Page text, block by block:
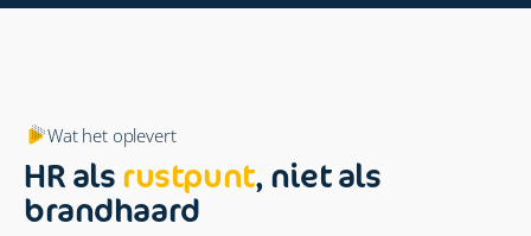
Wat het oplevert
HR alsrustpunt, niet als
brandhaard